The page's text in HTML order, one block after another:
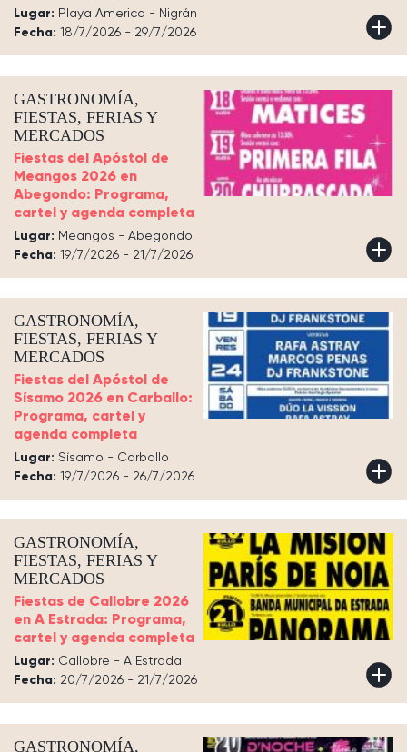
Lugar: Playa America - Nigrán
Fecha: 18/7/2026 - 29/7/2026
GASTRONOMÍA,
FIESTAS, FERIAS Y
MERCADOS
Fiestas del Apóstol de
Meangos 2026 en
Abegondo: Programa,
cartel y agenda completa
Lugar: Meangos - Abegondo
Fecha: 19/7/2026 - 21/7/2026
GASTRONOMÍA,
FIESTAS, FERIAS Y
MERCADOS
Fiestas del Apóstol de
Sísamo 2026 en Carballo:
Programa, cartel y
agenda completa
Lugar: Sísamo - Carballo
Fecha: 19/7/2026 - 26/7/2026
GASTRONOMÍA,
FIESTAS, FERIAS Y
MERCADOS
Fiestas de Callobre 2026
en A Estrada: Programa,
cartel y agenda completa
Lugar: Callobre - A Estrada
Fecha: 20/7/2026 - 21/7/2026
GASTRONOMÍA,